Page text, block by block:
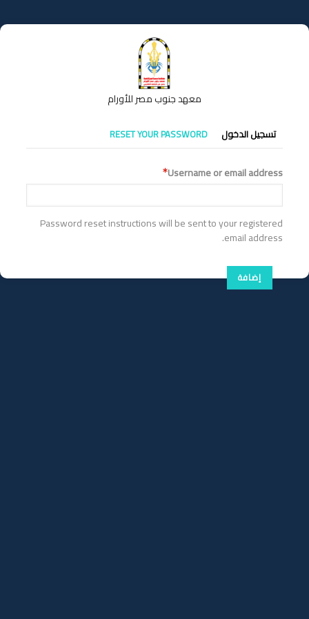
إلى
المحتوى
معهد جنوب مصر للأورام
التبويبات
الأساسية
تسجيل الدخول RESET YOUR PASSWORD
Username or email address
Password reset instructions will be sent to your registered
email address.